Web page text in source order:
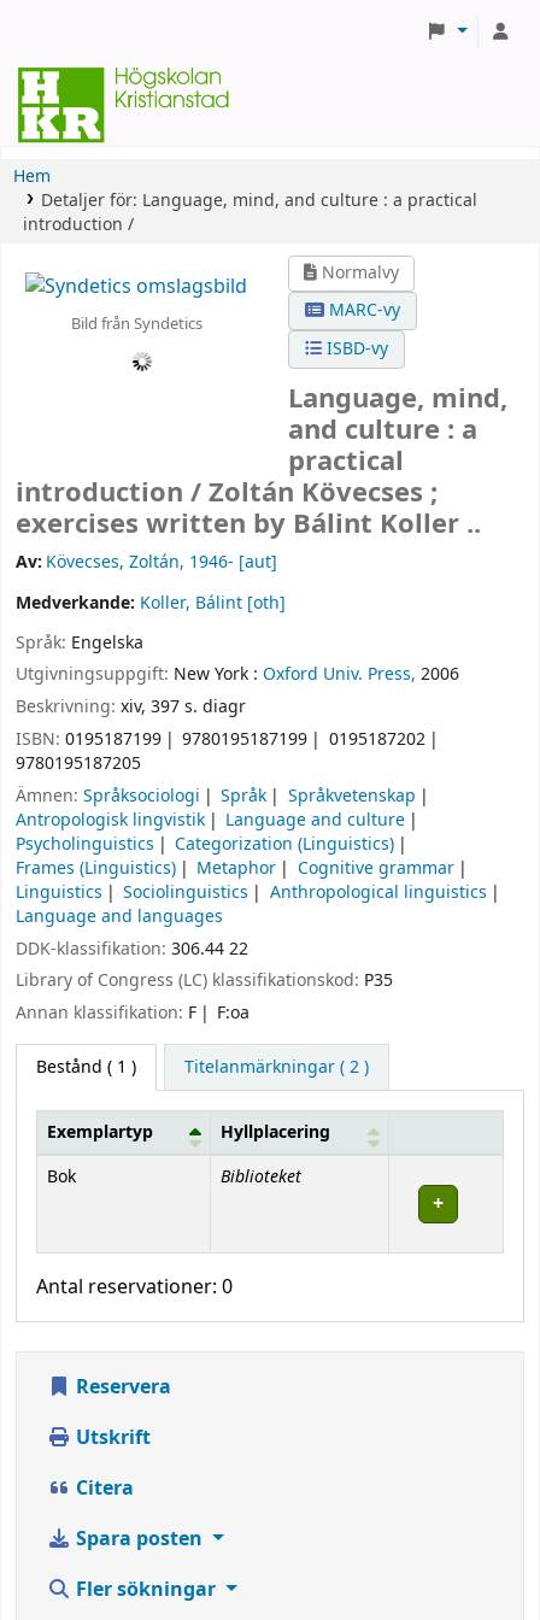
Hem
Detaljer för: Language, mind, and culture : a practical
introduction /
Bild från Syndetics
Normalvy
MARC-vy
ISBD-vy
Language, mind,
and culture : a
practical
introduction /Zoltán Kövecses ;
exercises written by Bálint Koller ..
Av: Kövecses, Zoltán, 1946- [aut]
Medverkande: Koller, Bálint [oth]
Språk: Engelska
Utgivningsuppgift: New York : Oxford Univ. Press, 2006
Beskrivning: xiv, 397 s. diagr
ISBN: 0195187199 9780195187199
0195187202
9780195187205
Ämnen: Språksociologi Språk
Språkvetenskap
Antropologisk lingvistik
Language and culture
Psycholinguistics
Categorization (Linguistics)
Frames (Linguistics)
Metaphor
Cognitive grammar
Linguistics
Sociolinguistics
Anthropological linguistics
Language and languages
DDK-klassifikation: 306.44 22
Library of Congress (LC) klassifikationskod: P35
Annan klassifikation: F F:oa
Bestånd ( 1 ) Titelanmärkningar ( 2 )
Bestånd
Exemplartyp
Hyllplacering
Bok
Biblioteket
Antal reservationer: 0
Reservera
Utskrift
Citera
Spara posten
Fler sökningar